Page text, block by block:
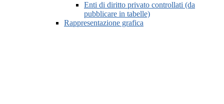
Enti di diritto privato controllati (da
pubblicare in tabelle)
Rappresentazione grafica